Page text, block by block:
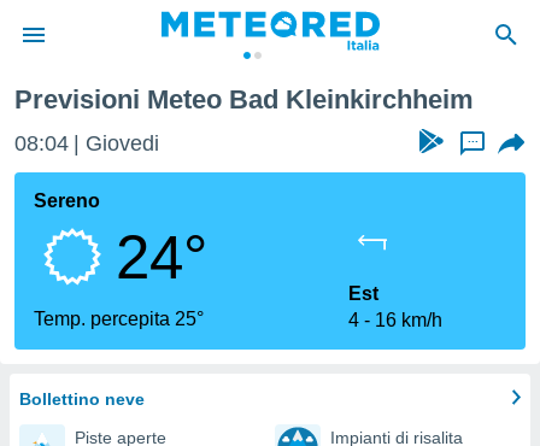
di
per
le
di
Previsioni Meteo Bad Kleinkirchheim
08:04 Giovedi ...
Sereno
24°
Temp. percepita 25°
Est
4
16 km/h
Bollettino neve
Piste aperte
Impianti di risalita